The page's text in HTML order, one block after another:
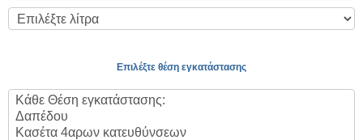
Επιλέξτε θέση εγκατάστασης